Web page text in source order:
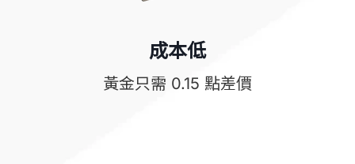
成本低
黃金只需 0.15 點差價